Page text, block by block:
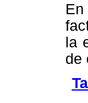
la
de